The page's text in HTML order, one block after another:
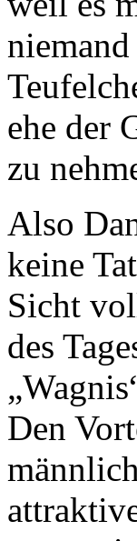
ehe der
zu
Also
keine
Sicht
des
Den